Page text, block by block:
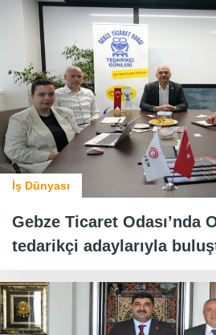
İş Dünyası
Gebze Ticaret Odası’nda
tedarikçi adaylarıyla